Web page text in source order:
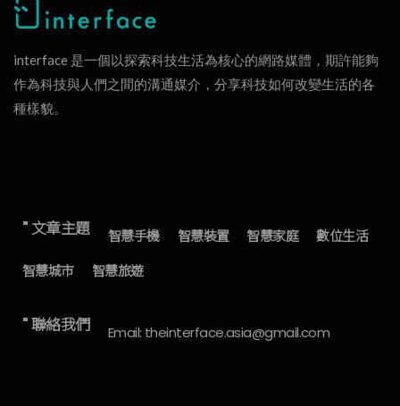
interface 是一個以探索科技生活為核心的網路媒體，期許能夠
作為科技與人們之間的溝通媒介，分享科技如何改變生活的各
種樣貌。
" 文章主題 智慧手機 智慧裝置 智慧家庭
數位生活
智慧城市
智慧旅遊
" 聯絡我們 Email: theinterface.asia@gmail.com